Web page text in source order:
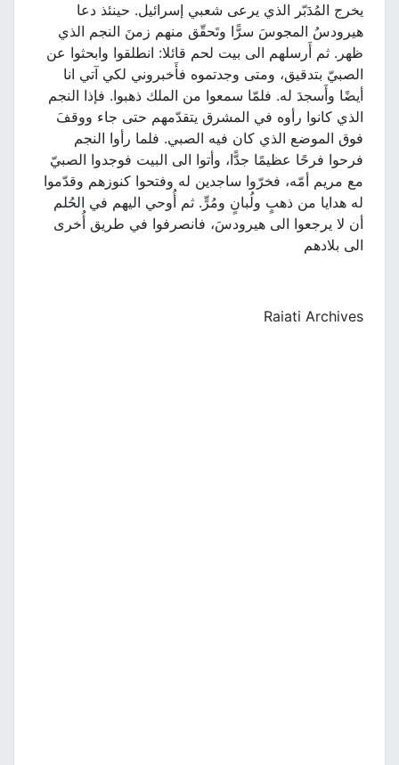
يخرج المُدَبّر الذي يرعى شعبي إسرائيل. حينئذ دعا
هيرودسُ المجوسَ سرًّا وتَحقّق منهم زمنَ النجم الذي
ظهر. ثم أَرسلهم الى بيت لحم قائلا: انطلقوا وابحثوا عن
الصبيّ بتدقيق، ومتى وجدتموه فأَخبروني لكي آتي انا
أيضًا وأَسجدَ له. فلمّا سمعوا من الملك ذهبوا. فإذا النجم
الذي كانوا رأوه في المشرق يتقدّمهم حتى جاء ووقفَ
فوق الموضع الذي كان فيه الصبي. فلما رأوا النجم
فرحوا فرحًا عظيمًا جدًّا، وأتوا الى البيت فوجدوا الصبيّ
مع مريم أمّه، فخرّوا ساجدين له وفتحوا كنوزهم وقدّموا
له هدايا من ذهبٍ ولُبانٍ ومُرٍّ. ثم أُوحي اليهم في الحُلم
أن لا يرجعوا الى هيرودسَ، فانصرفوا في طريق أُخرى
الى بلادهم
Raiati Archives